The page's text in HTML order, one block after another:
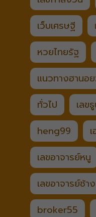
เว็บเศรษฐี
หวยไทยรัฐ
แนวทางฮานอ
ทั่วไป
เลข
heng99
เลขอาจารย์หนู
เลขอาจารย์ช้าง
broker55